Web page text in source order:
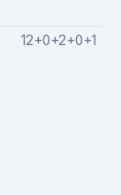
12+0+2+0+1